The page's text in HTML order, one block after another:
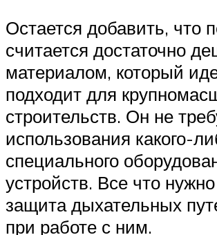
Остается добавить, что
считается достаточно
материалом, который
подходит для
строительств. Он не
использования какого-
специального
устройств. Все что
защита дыхательных
при работе с ним.